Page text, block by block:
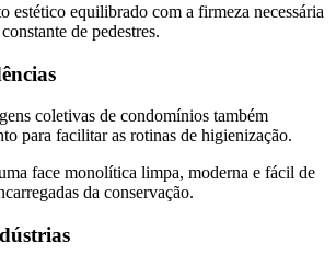
estético equilibrado com a firmeza necessária
de pedestres.
coletivas de condomínios também
para facilitar as rotinas de higienização.
face monolítica limpa, moderna e fácil de
da conservação.